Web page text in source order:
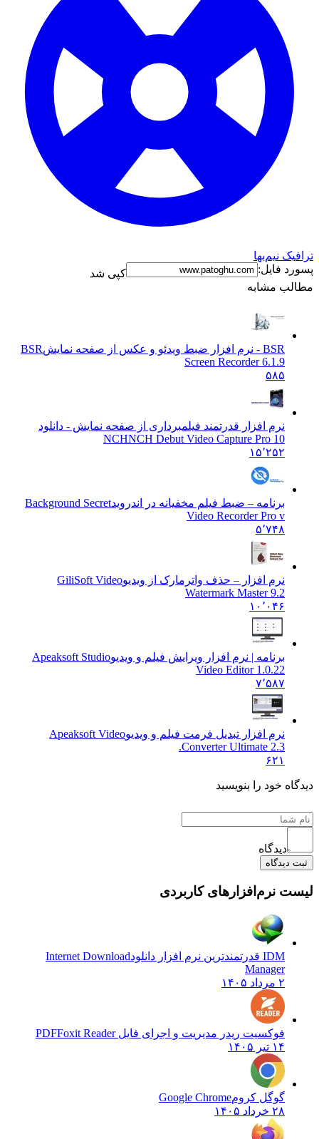
ترافیک نیم‌بها
پسورد فایل:
کپی شد
مطالب مشابه
BSR - نرم افزار ضبط ویدئو و عکس از صفحه نمایش
BSR
Screen Recorder 6.1.9
۵۸۵
نرم افزار قدرتمند فیلمبرداری از صفحه نمایش - دانلود
NCHNCH Debut Video Capture Pro 10
۱۵٬۲۵۲
برنامه – ضبط فیلم مخفیانه در اندرویدBackground Secret
Video Recorder Pro v
۵٬۷۴۸
نرم افزار – حذف واترمارک از ویدیوGiliSoft Video
Watermark Master 9.2
۱۰٬۰۴۶
برنامه | نرم افزار ویرایش فیلم و ویدیوApeaksoft Studio
Video Editor 1.0.22
۷٬۵۸۷
نرم افزار تبدیل فرمت فیلم و ویدیوApeaksoft Video
Converter Ultimate 2.3.
۶۲۱
دیدگاه خود را بنویسید
دیدگاه
ثبت دیدگاه
لیست نرم‌افزارهای کاربردی
IDM قدرتمندترین نرم افزار دانلود
Internet Download
Manager
۲ مرداد ۱۴۰۵
فوکسیت ریدر مدیریت و اجرای فایل PDFFoxit Reader
۱۴ تیر ۱۴۰۵
گوگل کرومGoogle Chrome
۲۸ خرداد ۱۴۰۵